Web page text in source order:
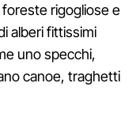
rigogliose e
alberi fittissimi
uno specchi,
canoe, traghetti